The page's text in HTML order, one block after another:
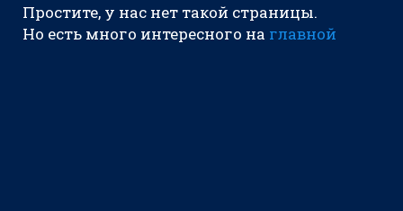
Простите, у нас нет такой страницы.
Но есть много интересного на главной